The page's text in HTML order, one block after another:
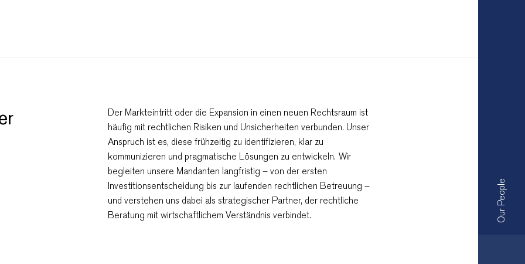
Our People
Der Markteintritt oder die Expansion in einen neuen Rechtsraum ist
häufig mit rechtlichen Risiken und Unsicherheiten verbunden. Unser
Anspruch ist es, diese frühzeitig zu identifizieren, klar zu
kommunizieren und pragmatische Lösungen zu entwickeln. Wir
begleiten unsere Mandanten langfristig – von der ersten
Investitionsentscheidung bis zur laufenden rechtlichen Betreuung –
und verstehen uns dabei als strategischer Partner, der rechtliche
Beratung mit wirtschaftlichem Verständnis verbindet.